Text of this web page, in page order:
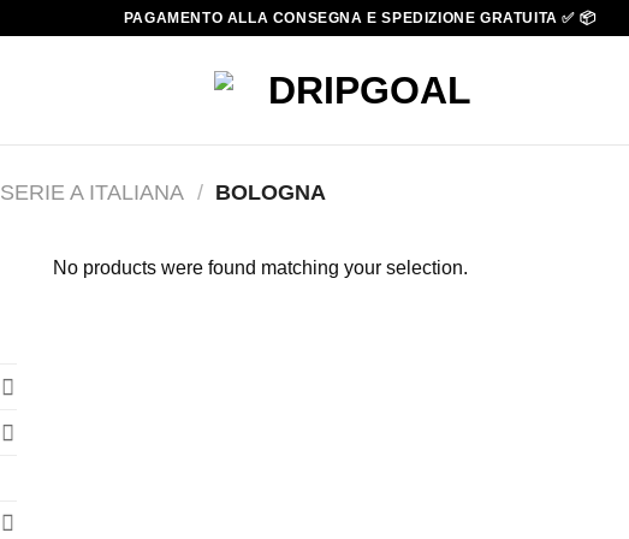
PAGAMENTO ALLA CONSEGNA E SPEDIZIONE GRATUITA ✅ 📦
SERIE A ITALIANA / BOLOGNA
No products were found matching your selection.